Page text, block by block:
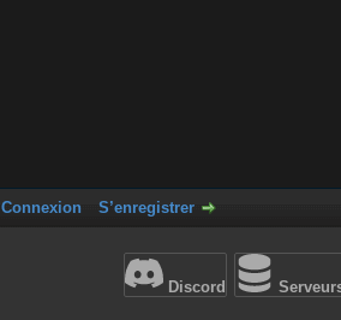
Connexion S’enregistrer
Discord